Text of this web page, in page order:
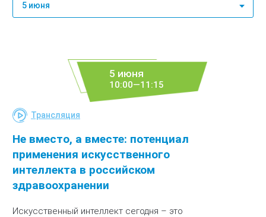
5 июня
5 июня
10:00—11:15
Трансляция
Не вместо, а вместе: потенциал
применения искусственного
интеллекта в российском
здравоохранении
Искусственный интеллект сегодня – это